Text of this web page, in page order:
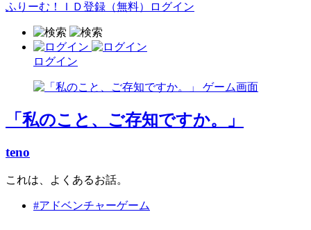
ふりーむ！ＩＤ登録（無料） ログイン
ログイン
「私のこと、ご存知ですか。」
teno
これは、よくあるお話。
#アドベンチャーゲーム